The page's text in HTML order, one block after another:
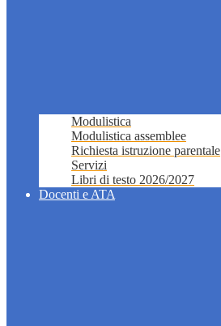
Modulistica
Modulistica assemblee
Richiesta istruzione parentale
Servizi
Libri di testo 2026/2027
Docenti e ATA